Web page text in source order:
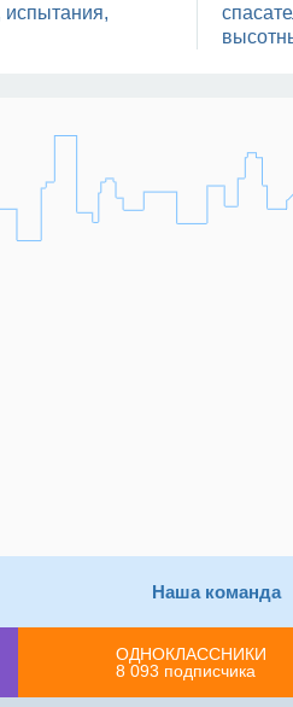
испытания,
Наша команда
ОДНОКЛАССНИКИ
8 093 подписчика